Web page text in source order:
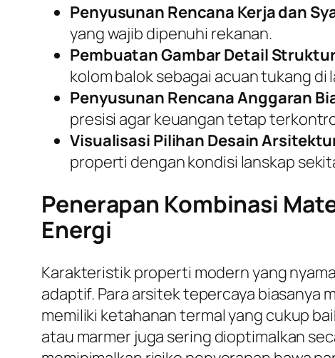
Penyusunan Rencana Kerja dan
yang wajib dipenuhi rekanan.
Pembuatan Gambar Detail
kolom balok sebagai acuan tukang di
Penyusunan Rencana Anggaran
presisi agar keuangan tetap
Visualisasi Pilihan Desain
properti dengan kondisi lanskap
Penerapan Kombinasi
Energi
Karakteristik properti modern yang
adaptif. Para arsitek tepercaya biasanya
memiliki ketahanan termal yang cukup
atau marmer juga sering dioptimalkan